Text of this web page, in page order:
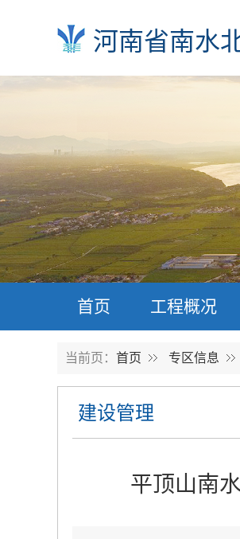
河南省南水
首页 工程概况
当前页： 首页 专区信息
建设管理
平顶山南